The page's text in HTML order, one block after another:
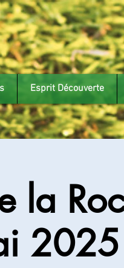
Esprit Découverte
la
2025